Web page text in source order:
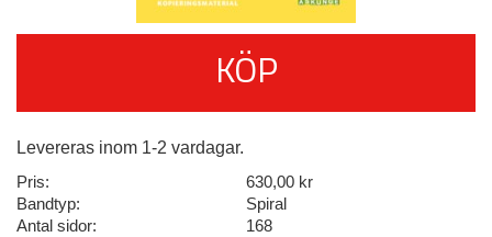
KÖP
Levereras inom 1-2 vardagar.
Pris:
630,00 kr
Bandtyp:
Spiral
Antal sidor:
168